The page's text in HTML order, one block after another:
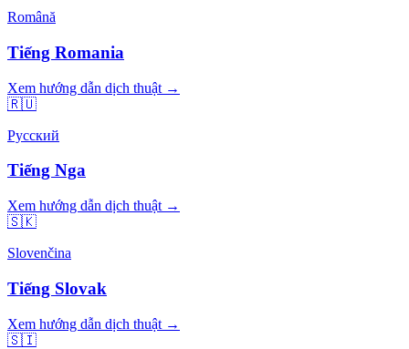
Română
Tiếng Romania
Xem hướng dẫn dịch thuật →
🇷🇺
Русский
Tiếng Nga
Xem hướng dẫn dịch thuật →
🇸🇰
Slovenčina
Tiếng Slovak
Xem hướng dẫn dịch thuật →
🇸🇮